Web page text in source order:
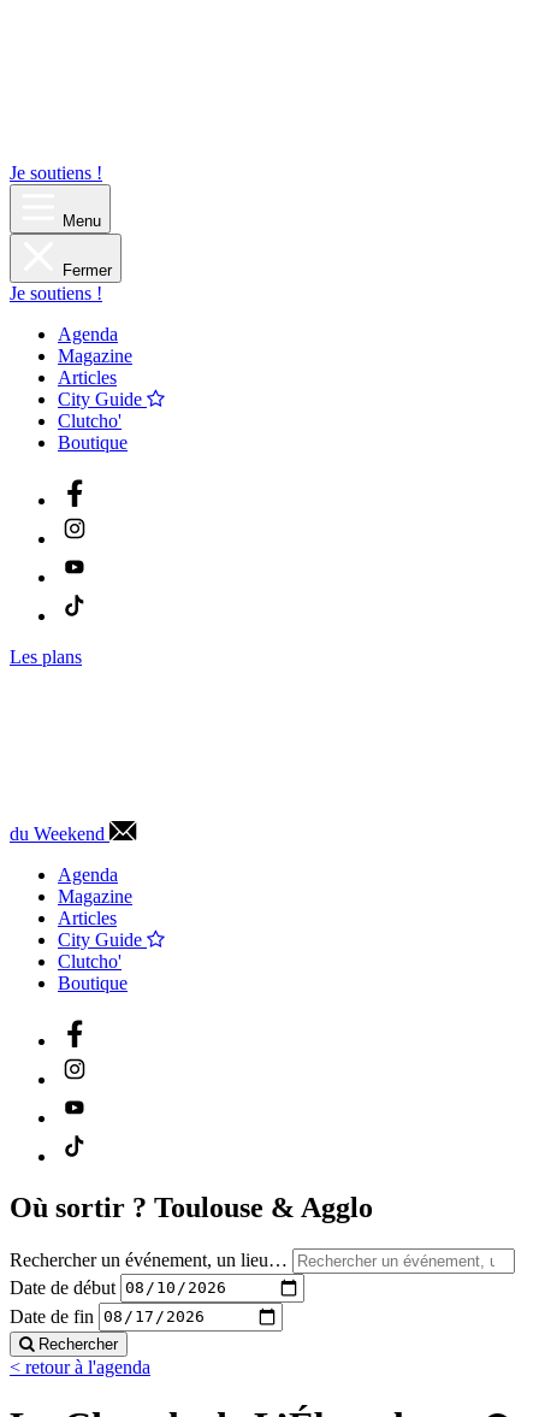
Je soutiens !
Menu
Fermer
Je soutiens !
Agenda
Magazine
Articles
City Guide
Clutcho'
Boutique
Les plans
du Weekend
Agenda
Magazine
Articles
City Guide
Clutcho'
Boutique
Où sortir ? Toulouse & Agglo
Rechercher un événement, un lieu…
Date de début
Date de fin
Rechercher
< retour à l'agenda